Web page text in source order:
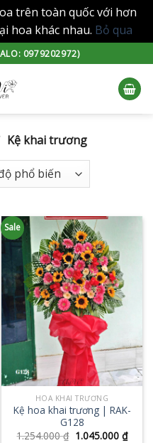
trên toàn quốc với hơn
hoa khác nhau. Bỏ qua
0979202972)
Kệ khai trương
Sale
HOA KHAI TRƯƠNG
Kệ hoa khai trương | RAK-
G128
1.254.000₫ 1.045.000 ₫